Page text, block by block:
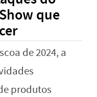
que
de 2024, a
produtos